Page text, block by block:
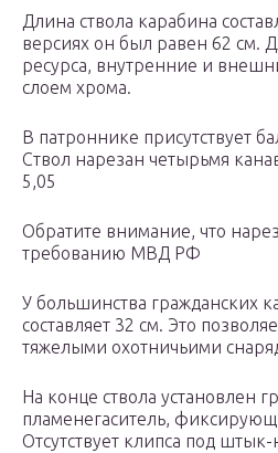
Длина ствола карабина
версиях он был равен 62 см.
ресурса, внутренние и
слоем хрома.
В патроннике присутствует
Ствол нарезан четырьмя
5,05
Обратите внимание, что
требованию МВД РФ
У большинства гражданских
составляет 32 см. Это
тяжелыми охотничьими
На конце ствола установлен
пламенегаситель,
Отсутствует клипса под